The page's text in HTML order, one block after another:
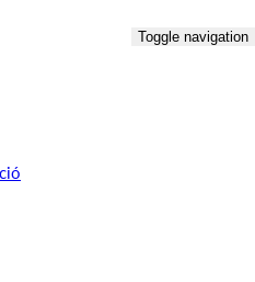
Toggle navigation